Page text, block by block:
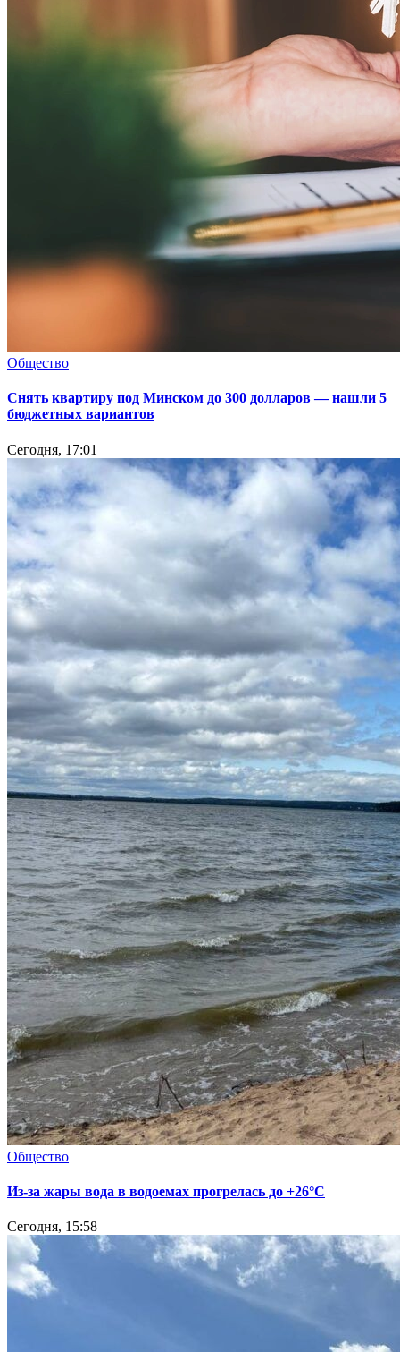
Общество
Снять квартиру под Минском до 300 долларов — нашли 5
бюджетных вариантов
Сегодня, 17:01
Общество
Из-за жары вода в водоемах прогрелась до +26°C
Сегодня, 15:58